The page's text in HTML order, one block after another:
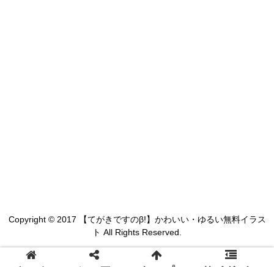
Copyright © 2017 【てがきですのβ!】かわいい・ゆるい無料イラス
ト All Rights Reserved.